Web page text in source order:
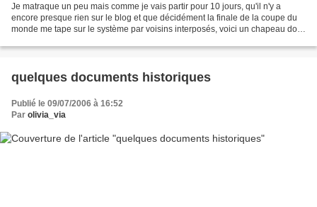
Je matraque un peu mais comme je vais partir pour 10 jours, qu'il n'y a
encore presque rien sur le blog et que décidément la finale de la coupe du
monde me tape sur le système par voisins interposés, voici un chapeau dont
quelques documents historiques
Publié le 09/07/2006 à 16:52
Par olivia_via